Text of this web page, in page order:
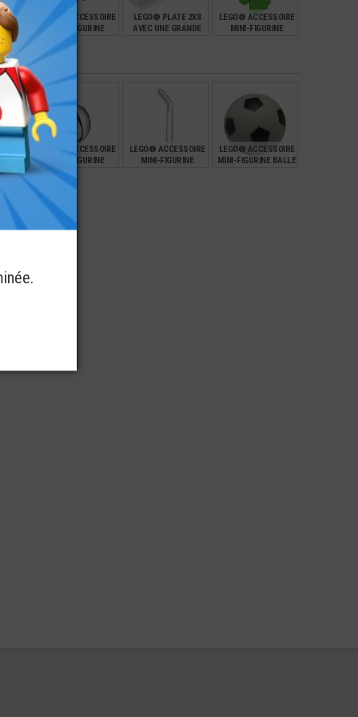
-
LEGO® ACCESSOIRE
MINI-FIGURINE
CAMÉRA - SUPPORT
0,39
LEGO® PLATE 2X8
AVEC UNE GRANDE
LEGO® ACCESSOIRE
MINI-FIGURINE
LEGO® ACCESSOIRE
MINI-FIGURINE
BALLON RUGBY
IMPRIMÉ
LEGO® ACCESSOIRE
MINI-FIGURINE
LEGO® ACCESSOIRE
MINI-FIGURINE BALLE